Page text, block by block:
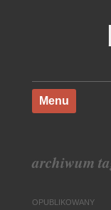
Menu
Skocz do treści
archiwum
OPUBLIKOWANY